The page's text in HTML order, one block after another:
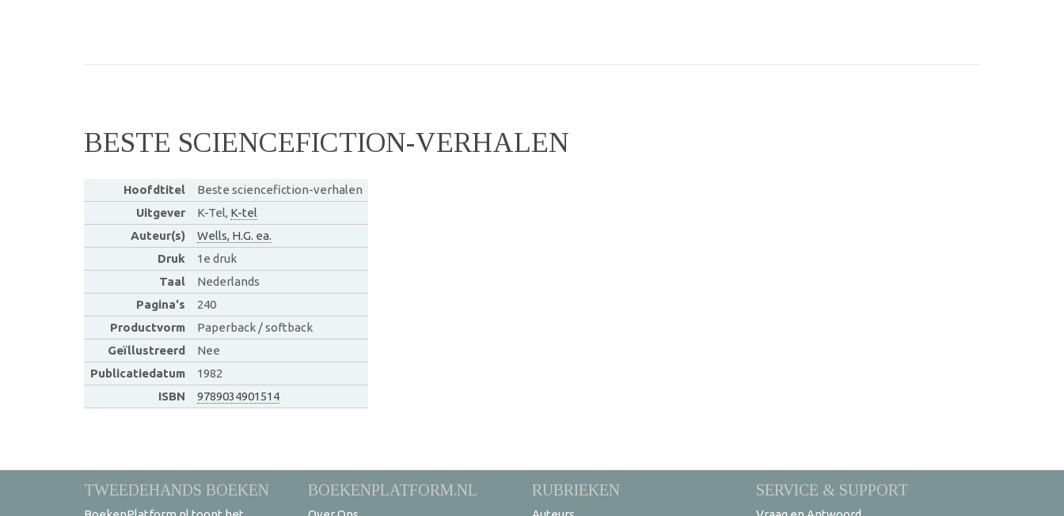
BESTE SCIENCEFICTION-VERHALEN
Hoofdtitel
Beste sciencefiction-verhalen
Uitgever
K-Tel, K-tel
Auteur(s)
Wells, H.G. ea.
Druk
1e druk
Taal
Nederlands
Pagina's
240
Productvorm
Paperback / softback
Geïllustreerd
Nee
Publicatiedatum
1982
ISBN
9789034901514
TWEEDEHANDS BOEKEN BOEKENPLATFORM.NL RUBRIEKEN SERVICE & SUPPORT